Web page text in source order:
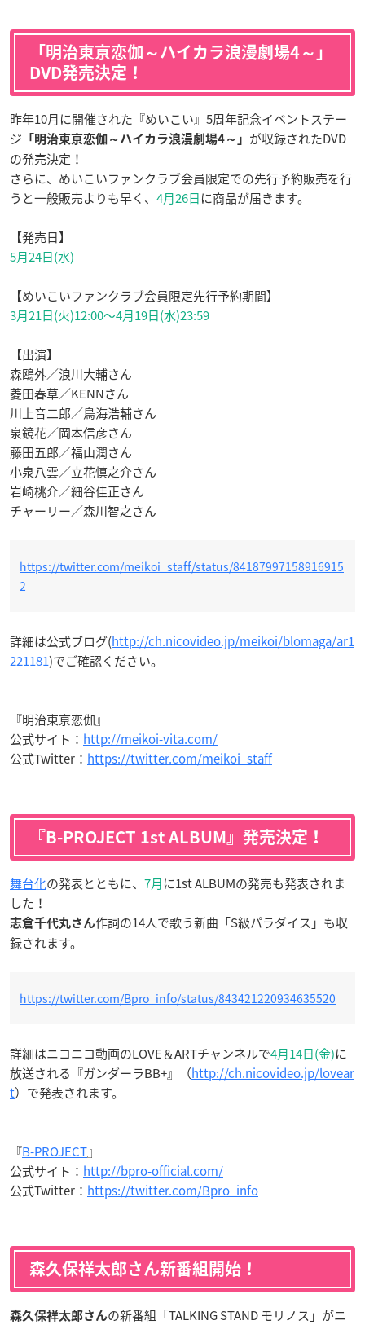
「明治東亰恋伽～ハイカラ浪漫劇場4～」
DVD発売決定！
昨年10月に開催された『めいこい』5周年記念イベントステー
ジ 「明治東亰恋伽～ハイカラ浪漫劇場4～」 が収録されたDVD
の発売決定！
さらに、めいこいファンクラブ会員限定での先行予約販売を行
うと一般販売よりも早く、 4月26日に商品が届きます。
【発売日】
5月24日(水)
【めいこいファンクラブ会員限定先行予約期間】
3月21日(火)12:00～4月19日(水)23:59
【出演】
森鴎外／浪川大輔さん
菱田春草／KENNさん
川上音二郎／鳥海浩輔さん
泉鏡花／岡本信彦さん
藤田五郎／福山潤さん
小泉八雲／立花慎之介さん
岩崎桃介／細谷佳正さん
チャーリー／森川智之さん
https://twitter.com/meikoi_staff/status/84187997158916915
2
詳細は公式ブログ(http://ch.nicovideo.jp/meikoi/blomaga/ar1
221181)でご確認ください。
『明治東亰恋伽』
公式サイト： http://meikoi-vita.com/
公式Twitter： https://twitter.com/meikoi_staff
『B-PROJECT 1st ALBUM』発売決定！
舞台化の発表とともに、 7月に1st ALBUMの発売も発表されま
した！
志倉千代丸さん作詞の14人で歌う新曲「S級パラダイス」も収
録されます。
https://twitter.com/Bpro_info/status/843421220934635520
詳細はニコニコ動画のLOVE＆ARTチャンネルで4月14日(金)に
放送される『ガンダーラBB+』（http://ch.nicovideo.jp/lovear
t）で発表されます。
『B-PROJECT』
公式サイト： http://bpro-official.com/
公式Twitter： https://twitter.com/Bpro_info
森久保祥太郎さん新番組開始！
森久保祥太郎さんの新番組「TALKING STAND モリノス」がニ